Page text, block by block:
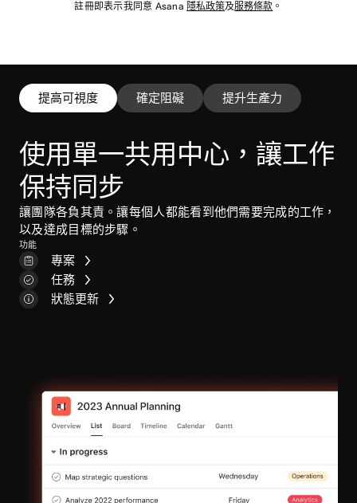
註冊即表示我同意 Asana 隱私政策及服務條款 。
提高可視度 確定阻礙 提升生產力
使用單一共用中心，讓工作
保持同步
讓團隊各負其責。讓每個人都能看到他們需要完成的工作，
以及達成目標的步驟。
功能
專案
任務
狀態更新
專案檢視
時間追蹤
收件匣
我的任務